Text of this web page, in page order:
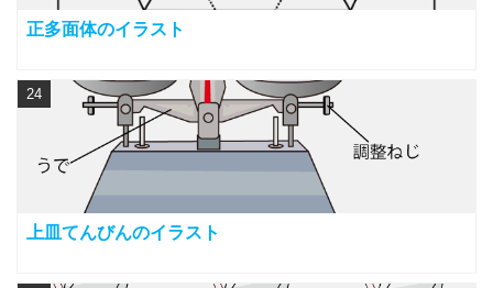
正多面体のイラスト
上皿てんびんのイラスト
24